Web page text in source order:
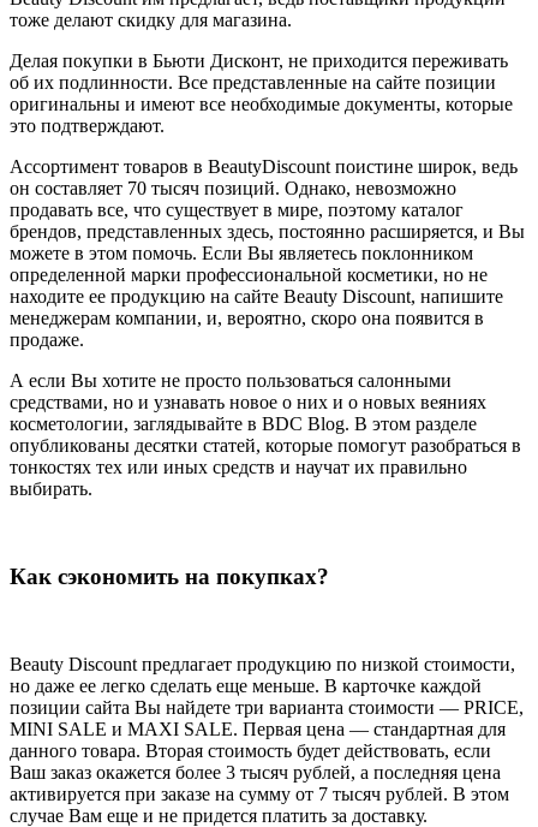
тоже делают скидку для магазина.
Делая покупки в Бьюти Дисконт, не приходится переживать
об их подлинности. Все представленные на сайте позиции
оригинальны и имеют все необходимые документы, которые
это подтверждают.
Ассортимент товаров в BeautyDiscount поистине широк, ведь
он составляет 70 тысяч позиций. Однако, невозможно
продавать все, что существует в мире, поэтому каталог
брендов, представленных здесь, постоянно расширяется, и Вы
можете в этом помочь. Если Вы являетесь поклонником
определенной марки профессиональной косметики, но не
находите ее продукцию на сайте Beauty Discount, напишите
менеджерам компании, и, вероятно, скоро она появится в
продаже.
А если Вы хотите не просто пользоваться салонными
средствами, но и узнавать новое о них и о новых веяниях
косметологии, заглядывайте в BDC Blog. В этом разделе
опубликованы десятки статей, которые помогут разобраться в
тонкостях тех или иных средств и научат их правильно
выбирать.
Как сэкономить на покупках?
Beauty Discount предлагает продукцию по низкой стоимости,
но даже ее легко сделать еще меньше. В карточке каждой
позиции сайта Вы найдете три варианта стоимости — PRICE,
MINI SALE и MAXI SALE. Первая цена — стандартная для
данного товара. Вторая стоимость будет действовать, если
Ваш заказ окажется более 3 тысяч рублей, а последняя цена
активируется при заказе на сумму от 7 тысяч рублей. В этом
случае Вам еще и не придется платить за доставку.